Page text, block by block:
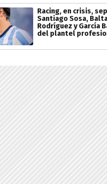
Racing, en crisis,
Santiago Sosa,
Rodríguez y García
del plantel